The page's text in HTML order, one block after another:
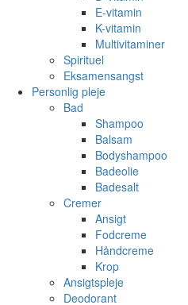
E-vitamin
K-vitamin
Multivitaminer
Spirituel
Eksamensangst
Personlig pleje
Bad
Shampoo
Balsam
Bodyshampoo
Badeolie
Badesalt
Cremer
Ansigt
Fodcreme
Håndcreme
Krop
Ansigtspleje
Deodorant